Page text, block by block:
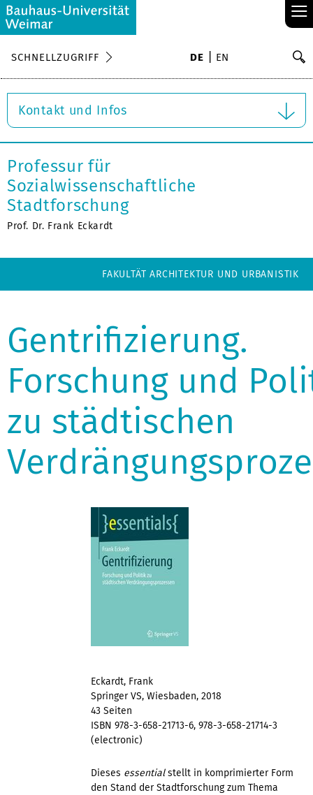
≡
SCHNELLZUGRIFF DE EN
Kontakt und Infos
Professur für
Sozialwissenschaftliche
Stadtforschung
Prof. Dr. Frank Eckardt
FAKULTÄT ARCHITEKTUR UND URBANISTIK
Gentrifizierung.
Forschung und
zu städtischen
Eckardt, Frank
Springer VS, Wiesbaden, 2018
43 Seiten
ISBN 978-3-658-21713-6, 978-3-658-21714-3
(electronic)
Dieses essentialstellt in komprimierter Form
den Stand der Stadtforschung zum Thema